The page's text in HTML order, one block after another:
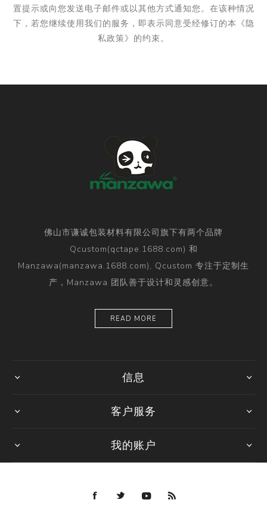
置提示或向您发送电子邮件或以其他方式通知您。在该种情况
下，若您继续使用我们的服务，即表示同意受经修订的本《隐
私政策》的约束。
佛山市谦诚包装材料有限公司旗下有两个品牌
Qcustom(qctape.1688.com) 和
Manzawa(manzawa.1688.com), Qcustom 专注于定制生
产，Manzawa 团队善于设计和灵感创意。
READ MORE
信息
客户服务
我的账户